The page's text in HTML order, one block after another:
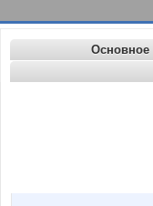
Основное